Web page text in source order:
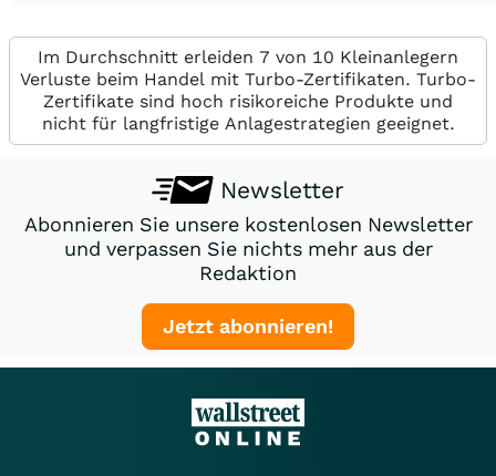
Im Durchschnitt erleiden 7 von 10 Kleinanlegern
Verluste beim Handel mit Turbo-Zertifikaten. Turbo-
Zertifikate sind hoch risikoreiche Produkte und
nicht für langfristige Anlagestrategien geeignet.
Newsletter
Abonnieren Sie unsere kostenlosen Newsletter
und verpassen Sie nichts mehr aus der
Redaktion
Jetzt abonnieren!